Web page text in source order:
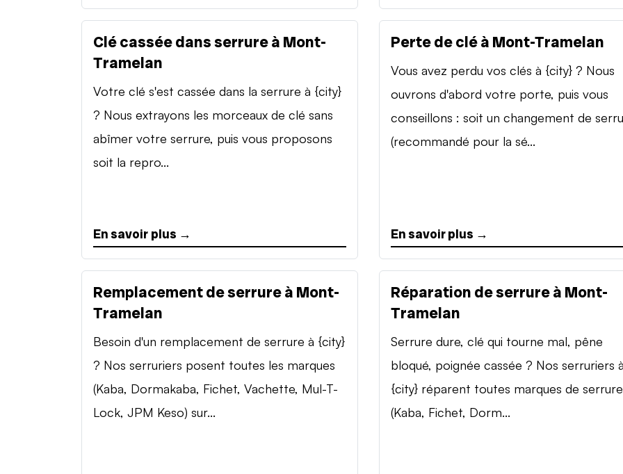
Clé cassée dans serrure à Mont-
Tramelan
Votre clé s'est cassée dans la serrure à {city}
? Nous extrayons les morceaux de clé sans
abîmer votre serrure, puis vous proposons
soit la repro...
En savoir plus →
Perte de clé à Mont-Tramelan
Vous avez perdu vos clés à {city} ? Nous
ouvrons d'abord votre porte, puis vous
conseillons : soit un changement de
(recommandé pour la sé...
En savoir plus →
Remplacement de serrure à Mont-
Tramelan
Besoin d'un remplacement de serrure à {city}
? Nos serruriers posent toutes les marques
(Kaba, Dormakaba, Fichet, Vachette, Mul-T-
Lock, JPM Keso) sur...
Réparation de serrure à Mont-
Tramelan
Serrure dure, clé qui tourne mal, pêne
bloqué, poignée cassée ? Nos serruriers
{city} réparent toutes marques de
(Kaba, Fichet, Dorm...